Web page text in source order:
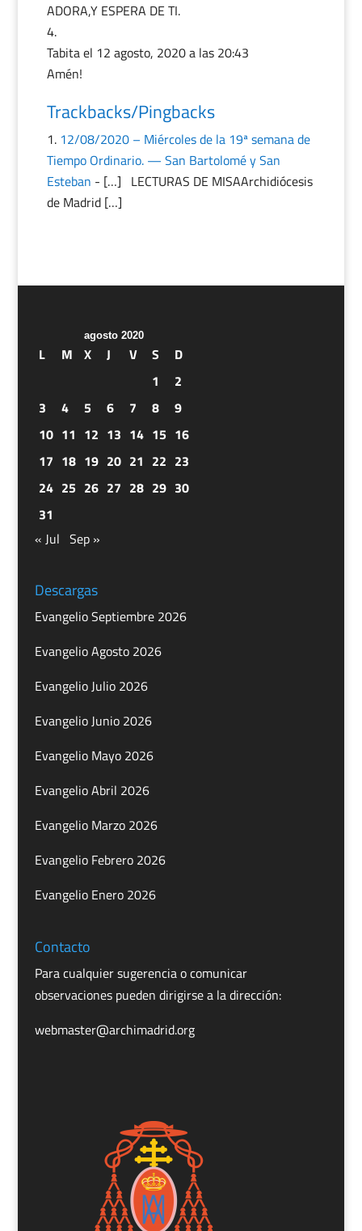
ADORA,Y ESPERA DE TI.
Tabitael 12 agosto, 2020 a las 20:43
Amén!
Trackbacks/Pingbacks
12/08/2020 – Miércoles de la 19ª semana de
Tiempo Ordinario. — San Bartolomé y San
Esteban - […] LECTURAS DE MISAArchidiócesis
de Madrid […]
agosto 2020
L M X J V S
D
1
2
3
4 5 6 7 8
9
10 11 12 13 14 15 16
17 18 19 20 21 22 23
24 25 26 27 28 29 30
31
« Jul Sep »
Descargas
Evangelio Septiembre 2026
Evangelio Agosto 2026
Evangelio Julio 2026
Evangelio Junio 2026
Evangelio Mayo 2026
Evangelio Abril 2026
Evangelio Marzo 2026
Evangelio Febrero 2026
Evangelio Enero 2026
Contacto
Para cualquier sugerencia o comunicar
observaciones pueden dirigirse a la dirección:
webmaster@archimadrid.org